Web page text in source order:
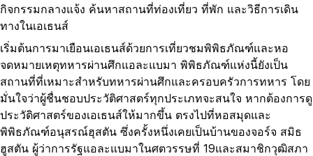
กิจกรรมกลางแจ้ง ค้นหาสถานที่ท่องเที่ยว ที่พัก และวิธีการเดิน
ทางในเอเธนส์
เริ่มต้นการมาเยือนเอเธนส์ด้วยการเที่ยวชมพิพิธภัณฑ์และหอ
จดหมายเหตุทหารผ่านศึกแอละแบมา พิพิธภัณฑ์แห่งนี้ยังเป็น
สถานที่ที่เหมาะสำหรับทหารผ่านศึกและครอบครัวการทหาร โดย
มั่นใจว่าผู้ชื่นชอบประวัติศาสตร์ทุกประเภทจะสนใจ หากต้องการดู
ประวัติศาสตร์ของเอเธนส์ให้มากขึ้น ตรงไปที่หอสมุดและ
พิพิธภัณฑ์อนุสรณ์ฮุสตัน ซึ่งครั้งหนึ่งเคยเป็นบ้านของจอร์จ สมิธ
ฮูสตัน ผู้ว่าการรัฐแอละแบมาในศตวรรษที่ 19และสมาชิกวุฒิสภา